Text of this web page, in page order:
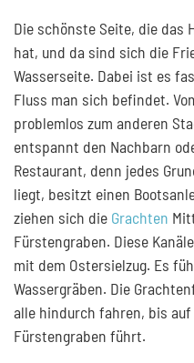
Die schönste Seite, die das
hat, und da sind sich die
Wasserseite. Dabei ist es
Fluss man sich befindet.
problemlos zum anderen
entspannt den Nachbarn
Restaurant, denn jedes
liegt, besitzt einen
ziehen sich die Grachten
Fürstengraben. Diese
mit dem Ostersielzug. Es
Wassergräben. Die
alle hindurch fahren, bis
Fürstengraben führt.